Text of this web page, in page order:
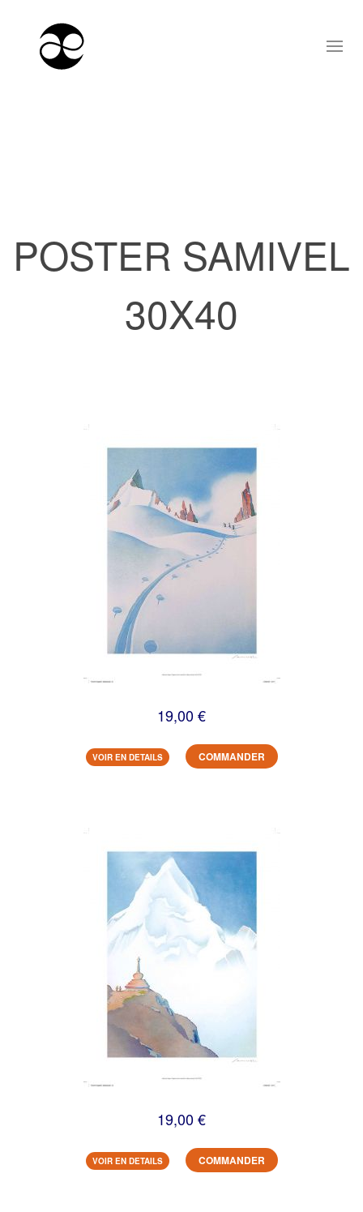
POSTER SAMIVEL
30X40
19,00 €
VOIR EN DETAILS COMMANDER
19,00 €
VOIR EN DETAILS COMMANDER